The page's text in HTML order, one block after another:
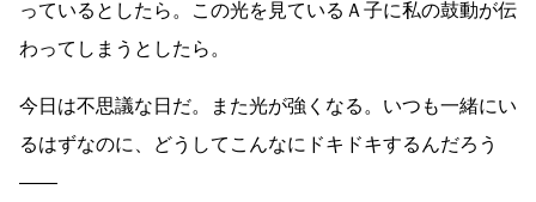
っているとしたら。この光を見ているＡ子に私の鼓動が伝
わってしまうとしたら。
今日は不思議な日だ。また光が強くなる。いつも一緒にい
るはずなのに、どうしてこんなにドキドキするんだろう
――